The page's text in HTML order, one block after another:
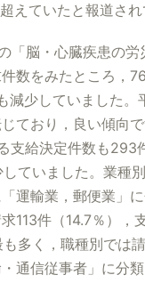
えていたと報道され
「脳・心臓疾患の労
数をみたところ，
減少していました
ており，良い傾向で
支給決定件数も293
ていました。業種
運輸業，郵便業」
113件（14.7％），
も多く，職種別では
通信従事者」に分